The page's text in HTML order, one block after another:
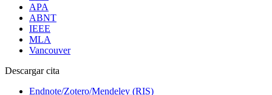
APA
ABNT
IEEE
MLA
Vancouver
Descargar cita
Endnote/Zotero/Mendeley (RIS)